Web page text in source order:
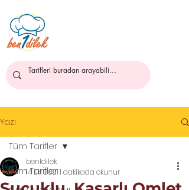
Yazı
Tüm Tarifler
Tüm Tarifler
ben1dilek
14 Eki 20211 dakikada okunur